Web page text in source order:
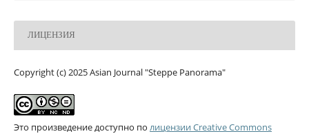
ЛИЦЕНЗИЯ
Copyright (c) 2025 Asian Journal "Steppe Panorama"
Это произведение доступно по лицензии Creative Commons